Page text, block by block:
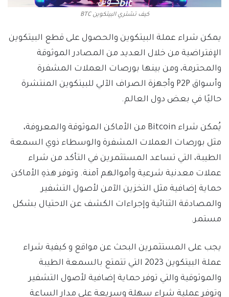
كيف تشتري البيتكوين BTC
يمكن شراء عملة البيتكوين والحصول على قطع البيتكوين
الإفتراضية من خلال العديد من المصادر الموثوقة
والمحترمة، ومن بينها بورصات العملات المشفرة
وأسواق P2P وأجهزة الصراف الآلي للبيتكوين المنتشرة
حاليًا في بعض دول العالم.
يُمكن شراء Bitcoin من الأماكن الموثوقة والمعروفة،
مثل بورصات العملات المشفرة والوسطاء ذوي السمعة
الطيبة، التي تساعد المستثمرين في التأكد من شراء
عملات معدنية شرعية وأموالهم آمنة. وتوفر هذهِ الأماكن
حماية إضافية مثل التخزين الآمن لأصول التشفير
والمصادقة الثنائية وإجراءات الكشف عن الاحتيال بشكل
مستمر.
يجب على المستثمرين البحث عن مواقع و كيفية شراء
عملة البيتكوين 2023 التي تتمتع بالسمعة الطيبة
والموثوقية والتي توفر حماية إضافية لأصول التشفير
وتوفر عملية شراء سهلة وسريعة على مدار الساعة